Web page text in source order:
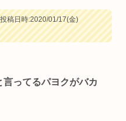
稿日時:2020/01/17(金)
ってるパヨクがバカ